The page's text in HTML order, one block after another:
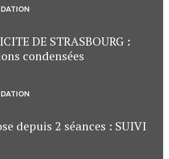
DE STRASBOURG :
condensées
depuis 2 séances : SUIVI